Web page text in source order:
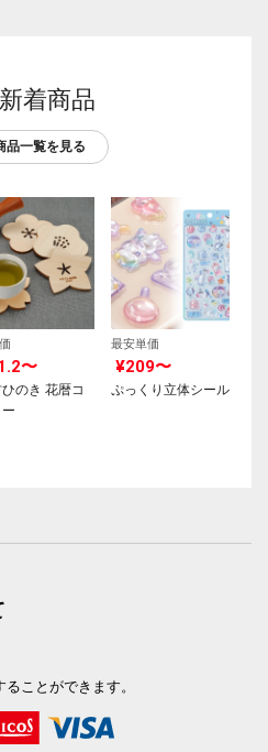
新着商品
品一覧を見る
〜
のき 花暦コ
最安単価
¥209〜
ぷっくり立体シール
ことができます。